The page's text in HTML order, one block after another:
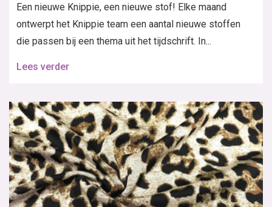
Een nieuwe Knippie, een nieuwe stof! Elke maand
ontwerpt het Knippie team een aantal nieuwe stoffen
die passen bij een thema uit het tijdschrift. In...
Lees verder